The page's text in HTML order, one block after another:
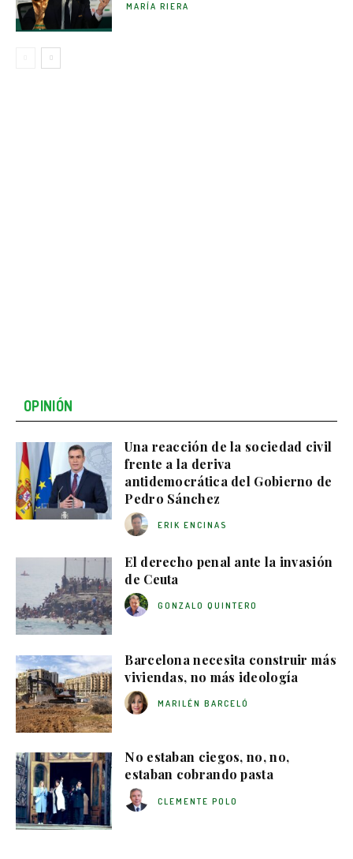
MARÍA RIERA
OPINIÓN
Una reacción de la sociedad civil
frente a la deriva
antidemocrática del Gobierno de
Pedro Sánchez
ERIK ENCINAS
El derecho penal ante la invasión
de Ceuta
GONZALO QUINTERO
Barcelona necesita construir más
viviendas, no más ideología
MARILÉN BARCELÓ
No estaban ciegos, no, no,
estaban cobrando pasta
CLEMENTE POLO